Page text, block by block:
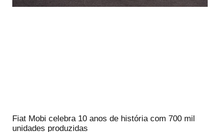
Fiat Mobi celebra 10 anos de história com 700 mil
unidades produzidas